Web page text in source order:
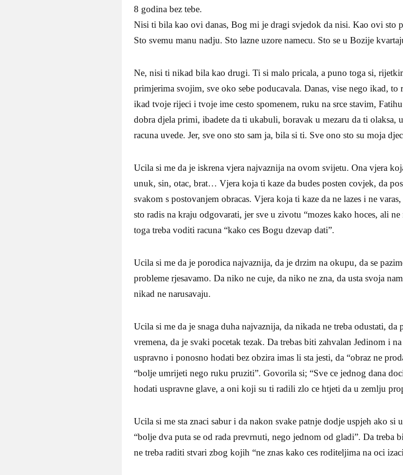
8 godina bez tebe.
Nisi ti bila kao ovi danas, Bog mi je dragi svjedok da nisi. Kao ovi sto
Sto svemu manu nadju. Sto lazne uzore namecu. Sto se u Bozije
Ne, nisi ti nikad bila kao drugi. Ti si malo pricala, a puno toga si,
primjerima svojim, sve oko sebe poducavala. Danas, vise nego ikad, to
ikad tvoje rijeci i tvoje ime cesto spomenem, ruku na srce stavim,
dobra djela primi, ibadete da ti ukabuli, boravak u mezaru da ti olaksa,
racuna uvede. Jer, sve ono sto sam ja, bila si ti. Sve ono sto su moja
Ucila si me da je iskrena vjera najvaznija na ovom svijetu. Ona vjera
unuk, sin, otac, brat… Vjera koja ti kaze da budes posten covjek, da
svakom s postovanjem obracas. Vjera koja ti kaze da ne lazes i ne
sto radis na kraju odgovarati, jer sve u zivotu “mozes kako hoces, ali
toga treba voditi racuna “kako ces Bogu dzevap dati”.
Ucila si me da je porodica najvaznija, da je drzim na okupu, da se
probleme rjesavamo. Da niko ne cuje, da niko ne zna, da usta svoja
nikad ne narusavaju.
Ucila si me da je snaga duha najvaznija, da nikada ne treba odustati, da
vremena, da je svaki pocetak tezak. Da trebas biti zahvalan Jedinom i
uspravno i ponosno hodati bez obzira imas li sta jesti, da “obraz ne
“bolje umrijeti nego ruku pruziti”. Govorila si; “Sve ce jednog dana
hodati uspravne glave, a oni koji su ti radili zlo ce htjeti da u zemlju
Ucila si me sta znaci sabur i da nakon svake patnje dodje uspjeh ako si
“bolje dva puta se od rada prevrnuti, nego jednom od gladi”. Da treba
ne treba raditi stvari zbog kojih “ne znas kako ces roditeljima na oci